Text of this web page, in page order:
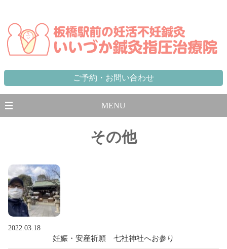
ご予約・お問い合わせ
MENU
その他
2022.03.18
妊娠・安産祈願 七社神社へお参り